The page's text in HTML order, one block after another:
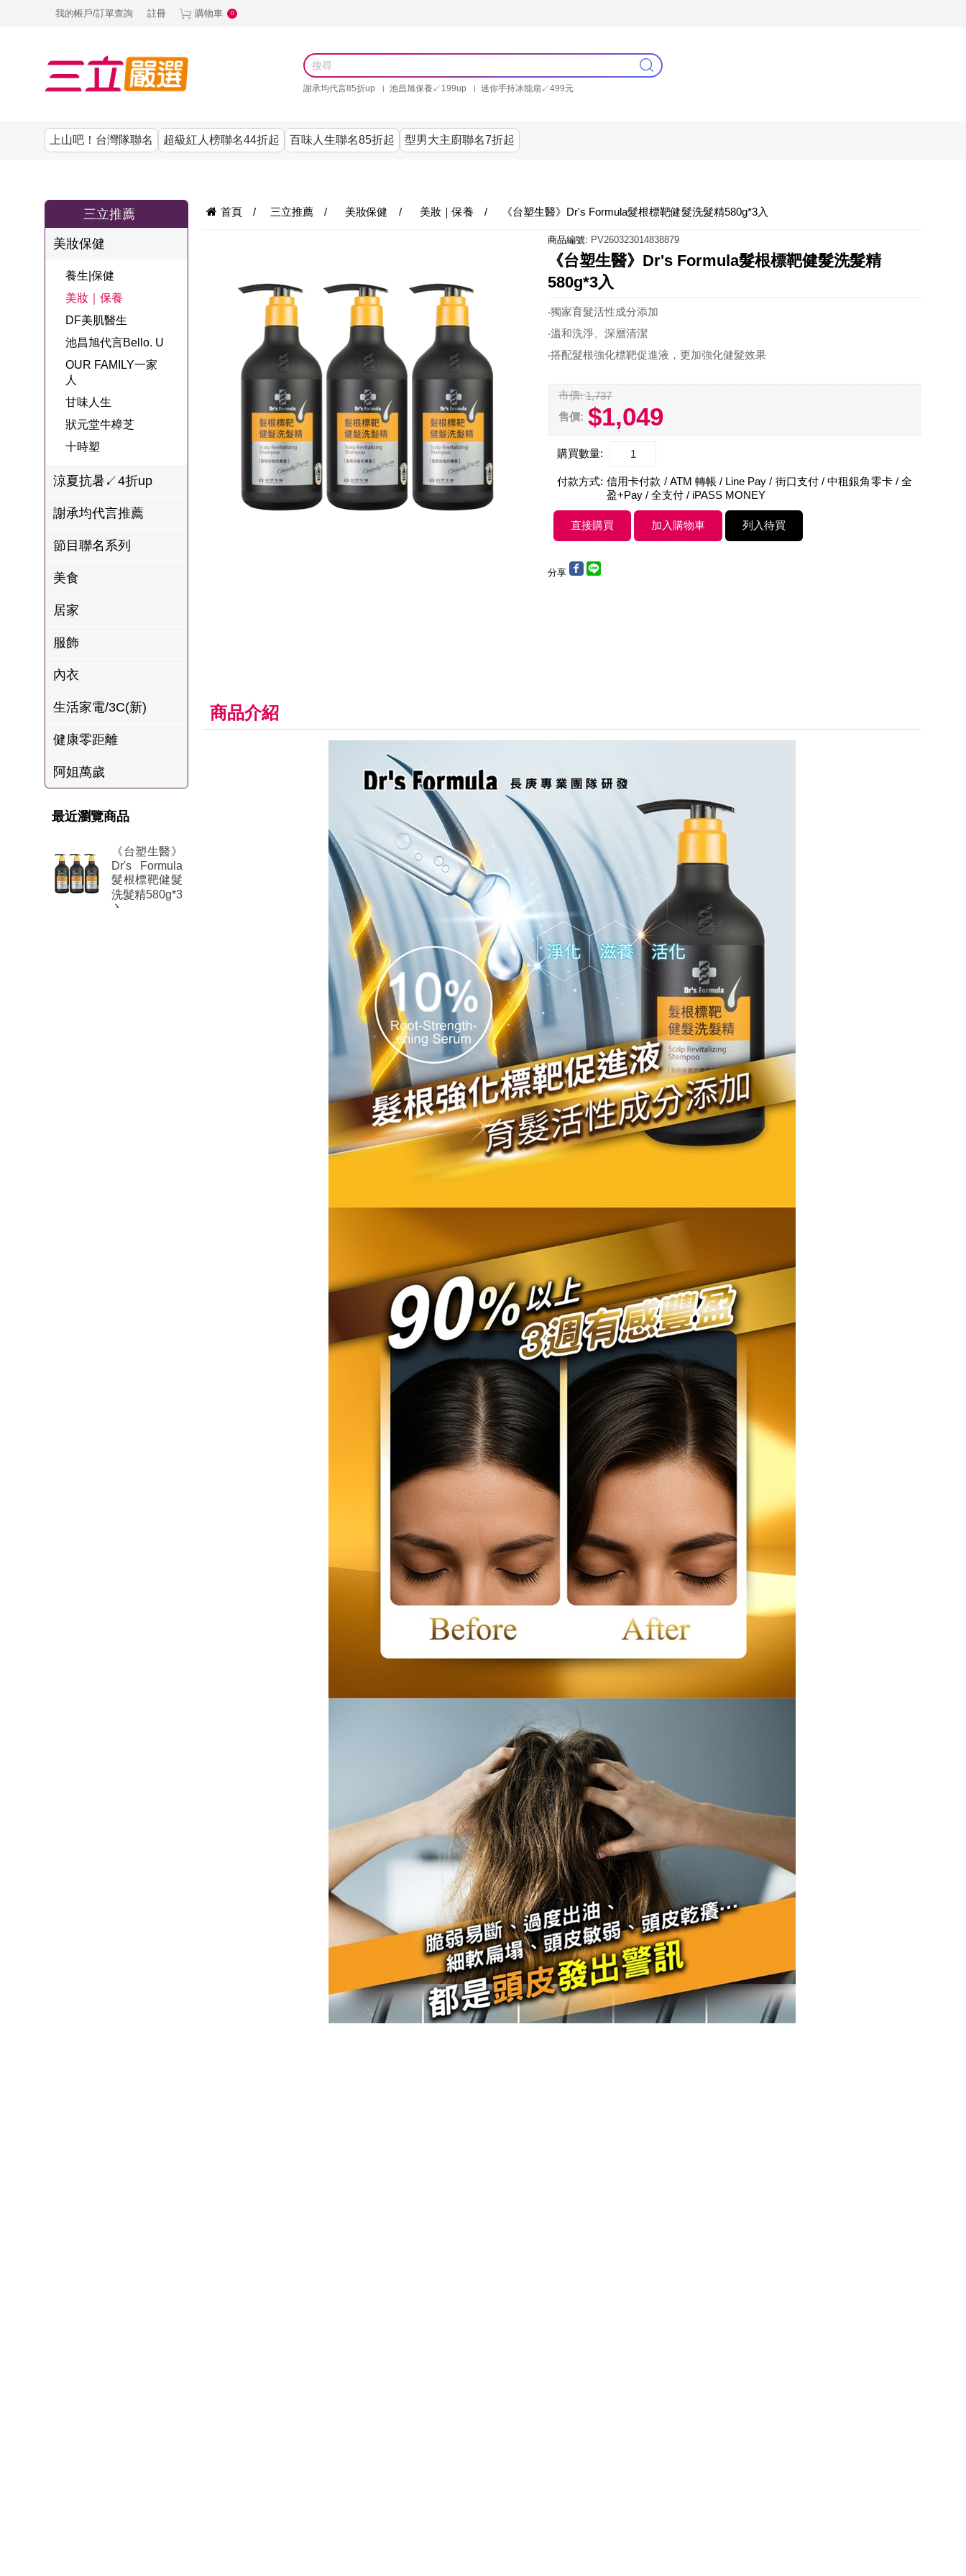
我的帳戶/訂單查詢 註冊 購物車 0
謝承均代言85折up 池昌旭保養↙199up
迷你手持冰能扇↙499元
上山吧！台灣隊聯名 超級紅人榜聯名44折起 百味人生聯名85折起 型男大主廚聯名7折起
古溜x五秀園
熱銷排行
夜聯名
名
型男大主廚聯
名
節目聯名商品
推薦
熱銷排行
品
焙
林聰明沙鍋魚
頭
冷藏 | 冷凍食品
李大娘手工水
三立X信海 星
鮮蝦蝦滑
愛雅辣呦
肉爐
海瑞摃丸
八兩排烤肉組
熱銷排行
清潔用品
寢具│床墊
宗教開運
ELVIS愛菲斯
寢具
Astonish英國潔
金健康石墨烯
台塑生醫
熱銷排行
機能服飾
配件
PP波瑟楓妮品
牌館
L’eBeauty包包
養生|保健
池昌旭代言
OUR FAMILY
甘味人生
十時塑
熱銷排行
女內褲
男內褲
NEONER
熱銷排行
美容專區
涼夏家電
3C
1MORE耳機
韓國
SKINASSET
甘味人生鍵力
肽↙85折
百味人生
三立推薦
美妝保健
養生|保健
美妝｜保養
DF美肌醫生
池昌旭代言Bello. U
OUR FAMILY一家
人
甘味人生
狀元堂牛樟芝
十時塑
涼夏抗暑↙4折up
謝承均代言推薦
節目聯名系列
美食
居家
服飾
內衣
生活家電/3C(新)
健康零距離
阿姐萬歲
最近瀏覽商品
《台塑生醫》
Dr's Formula
髮根標靶健髮
洗髮精580g*3
入
首頁 / 三立推薦 / 美妝保健 / 美妝｜保養 / 《台塑生醫》Dr's Formula髮根標靶健髮洗髮精580g*3入
商品編號: PV260323014838879
《台塑生醫》Dr's Formula髮根標靶健髮洗髮精
580g*3入
‧獨家育髮活性成分添加
‧溫和洗淨、深層清潔
‧搭配髮根強化標靶促進液，更加強化健髮效果
市價: 1,737
售價: $1,049
購買數量:
付款方式: 信用卡付款 / ATM 轉帳 / Line Pay / 街口支付 / 中租銀角零卡 / 全
盈+Pay / 全支付 / iPASS MONEY
分享
商品介紹